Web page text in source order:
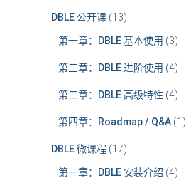
DBLE 公开课(13)
第一章：DBLE 基本使用 (3)
第三章：DBLE 进阶使用 (4)
第二章：DBLE 高级特性 (4)
第四章：Roadmap / Q&A(1)
DBLE 微课程(17)
第一章：DBLE 安装介绍 (4)